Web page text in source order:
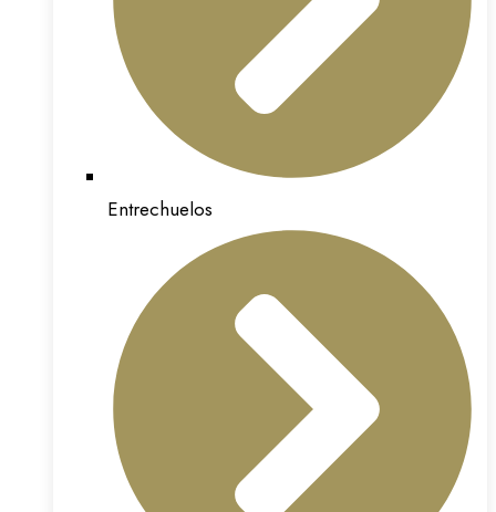
Entrechuelos